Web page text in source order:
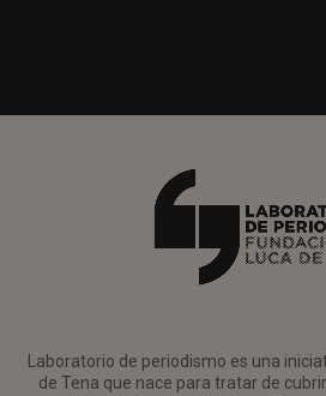
Laboratorio de periodismo es una
de Tena que nace para tratar de